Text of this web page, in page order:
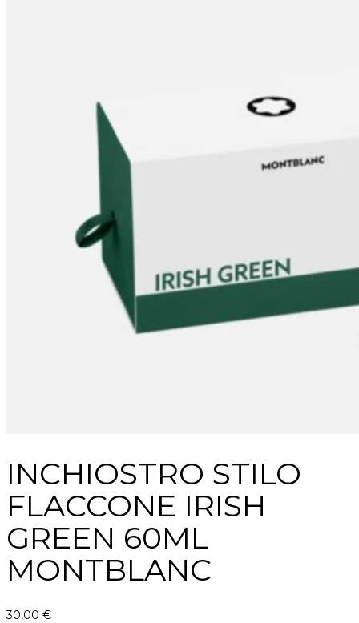
INCHIOSTRO STILO
FLACCONE IRISH
GREEN 60ML
MONTBLANC
30,00 €